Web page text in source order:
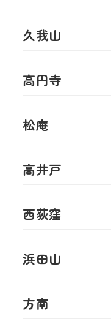
久我山
高円寺
松庵
高井戸
西荻窪
浜田山
方南